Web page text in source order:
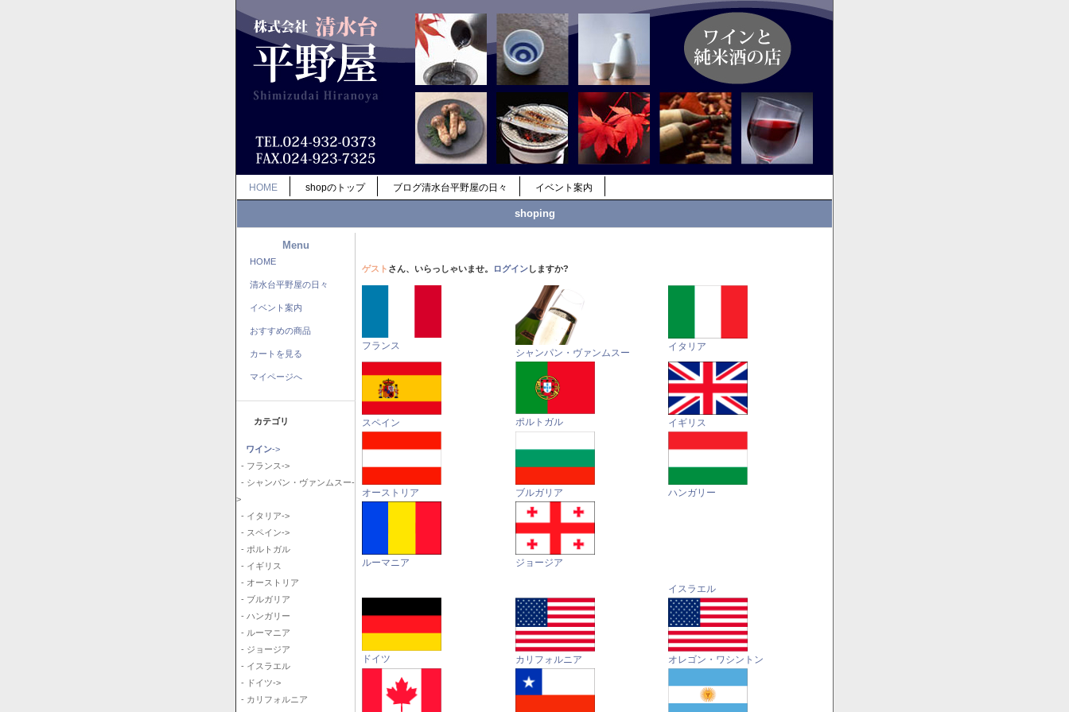
HOME shopのトップ ブログ清水台平野屋の日々 イベント案内
shoping
Menu
HOME
清水台平野屋の日々
イベント案内
おすすめの商品
カートを見る
マイページへ
カテゴリ
ワイン->
- フランス->
- シャンパン・ヴァンムスー-
>
- イタリア->
- スペイン->
- ポルトガル
- イギリス
- オーストリア
- ブルガリア
- ハンガリー
- ルーマニア
- ジョージア
- イスラエル
- ドイツ->
- カリフォルニア
ゲスト さん、いらっしゃいませ。 ログインしますか?
フランス
シャンパン・ヴァンムスー
イタリア
スペイン ポルトガル イギリス
オーストリア ブルガリア ハンガリー
ルーマニア ジョージア
イスラエル
ドイツ カリフォルニア オレゴン・ワシントン